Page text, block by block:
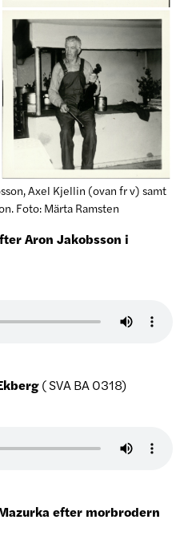
Axel Kjellin (ovan fr v) samt
Foto: Märta Ramsten
Aron Jakobsson i
( SVA BA 0318)
efter morbrodern